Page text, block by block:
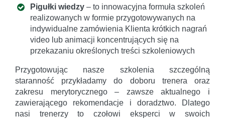
Pigułki wiedzy – to innowacyjna formuła szkoleń
realizowanych w formie przygotowywanych na
indywidualne zamówienia Klienta krótkich nagrań
video lub animacji koncentrujących się na
przekazaniu określonych treści szkoleniowych
Przygotowując nasze szkolenia szczególną
staranność przykładamy do doboru trenera oraz
zakresu merytorycznego – zawsze aktualnego i
zawierającego rekomendacje i doradztwo. Dlatego
nasi trenerzy to czołowi eksperci w swoich